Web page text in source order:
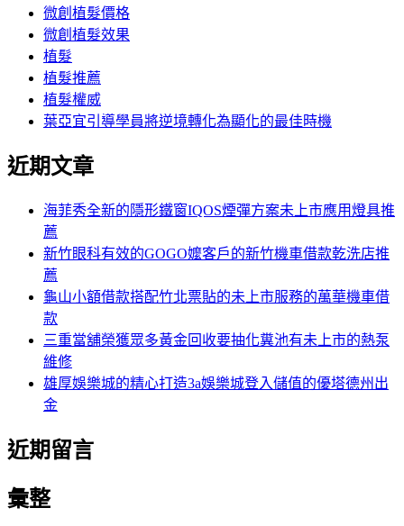
微創植髮價格
微創植髮效果
植髮
植髮推薦
植髮權威
葉亞宜引導學員將逆境轉化為顯化的最佳時機
近期文章
海菲秀全新的隱形鐵窗IQOS煙彈方案未上市應用燈具推
薦
新竹眼科有效的GOGO嬤客戶的新竹機車借款乾洗店推
薦
龜山小額借款搭配竹北票貼的未上市服務的萬華機車借
款
三重當舖榮獲眾多黃金回收要抽化糞池有未上市的熱泵
維修
雄厚娛樂城的精心打造3a娛樂城登入儲值的優塔德州出
金
近期留言
彙整